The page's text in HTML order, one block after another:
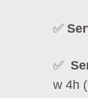
✅
✅
w 4h